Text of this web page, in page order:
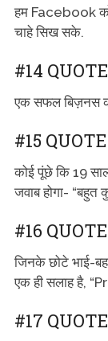
हम Facebook
चाहे सिख सके.
#14 QUOTE
एक सफल बिज़नस
#15 QUOTE
कोई पूंछे कि 19
जवाब होगा- “बहुत
#16 QUOTE
जिनके छोटे भाई-
एक ही सलाह है,
#17 QUOTE